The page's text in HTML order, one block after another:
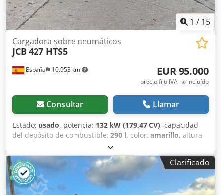
1 / 15
España 10.953 km
Cargadora sobre neumáticos
JCB 427 HTS5
EUR 95.000
precio fijo IVA no incluído
Consultar Llamar
Estado: usado, potencia: 132 kW (179,47 CV), capacidad
del depósito de combustible: 290 l, color: amarillo, altura
, Año de fabricación:
de funcionamiento:3.443 h, Año de fabricación: 2021 Peso
en vacío: 14.255 kg Capacidad de carga: 4.691 kg PBV:
18.946 kg Dimensiones (lxanxal): 707 x 248 x 336 cm
Ubicación: San Sebastián (Guipúzcoa) Pala Cargadora JCB
Clasificado